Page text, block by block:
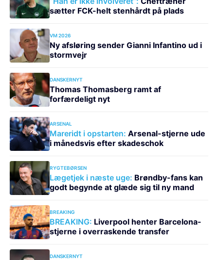
sætter FCK-helt stenhårdt på plads
VM 2026
Ny afsløring sender Gianni Infantino ud i
stormvejr
DANSKERNYT
Thomas Thomasberg ramt af
forfærdeligt nyt
ARSENAL
Mareridt i opstarten: Arsenal-stjerne ude
i månedsvis efter skadeschok
RYGTEBØRSEN
Lægetjek i næste uge: Brøndby-fans kan
godt begynde at glæde sig til ny mand
BREAKING
BREAKING: Liverpool henter Barcelona-
stjerne i overraskende transfer
DANSKERNYT